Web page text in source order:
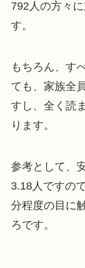
792人の方々
す。
もちろん、す
ても、家族全
すし、全く読
ります。
参考として、
3.18人ですの
分程度の目に
ろです。